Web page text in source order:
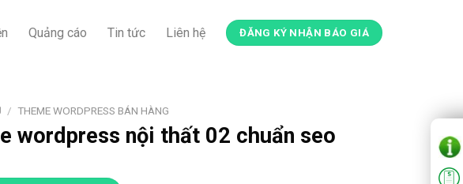
Quảng cáo Tin tức Liên hệ ĐĂNG KÝ NHẬN BÁO GIÁ
/ THEME WORDPRESS BÁN HÀNG
wordpress nội thất 02 chuẩn seo